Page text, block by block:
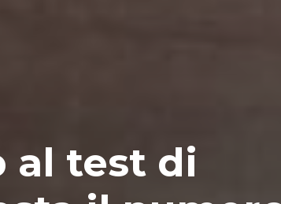
al test di